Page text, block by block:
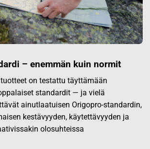
– enemmän kuin normit
on testattu täyttämään
standardit — ja vielä
ainutlaatuisen Origopro-standardin,
kestävyyden, käytettävyyden ja
olosuhteissa